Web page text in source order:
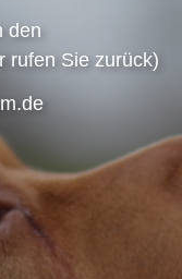
den
rufen Sie zurück)